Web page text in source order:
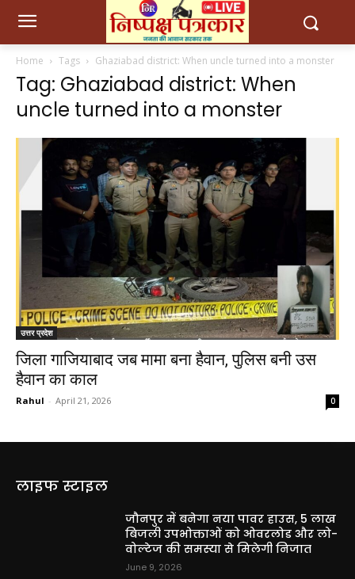
Home Tags Ghaziabad district: When uncle turned into a monster
Tag: Ghaziabad district: When
uncle turned into a monster
उत्तर प्रदेश
जिला गाजियाबाद जब मामा बना हैवान, पुलिस बनी उस
हैवान का काल
Rahul - April 21, 2026 0
लाइफ स्टाइल
जौनपुर में बनेगा नया पावर हाउस, 5 लाख
बिजली उपभोक्ताओं को ओवरलोड और लो-
वोल्टेज की समस्या से मिलेगी निजात
June 9, 2026